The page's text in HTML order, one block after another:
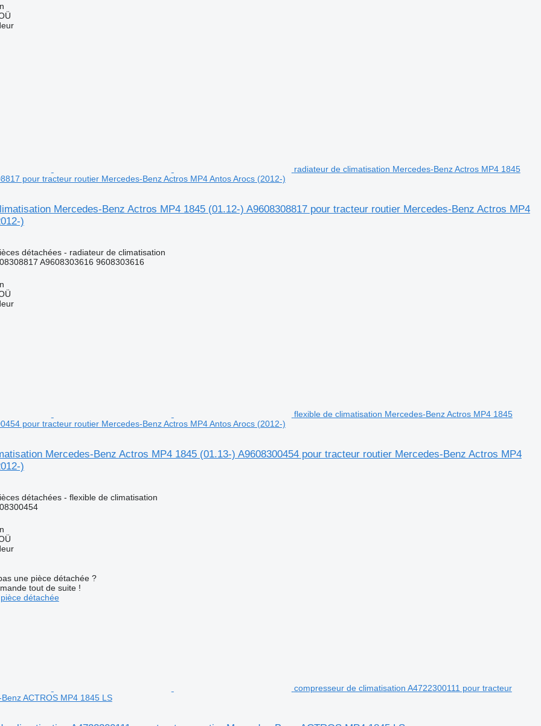
radiateur de climatisation Mercedes-Benz Actros MP4 1845
pour tracteur routier Mercedes-Benz Actros MP4 Antos Arocs (2012-)
Mercedes-Benz Actros MP4 1845 (01.12-) A9608308817 pour tracteur routier Mercedes-Benz Actros MP4
)
détachées - radiateur de climatisation
A9608303616 9608303616
flexible de climatisation Mercedes-Benz Actros MP4 1845
pour tracteur routier Mercedes-Benz Actros MP4 Antos Arocs (2012-)
Mercedes-Benz Actros MP4 1845 (01.13-) A9608300454 pour tracteur routier Mercedes-Benz Actros MP4
)
détachées - flexible de climatisation
une pièce détachée ?
tout de suite !
détachée
compresseur de climatisation A4722300111 pour tracteur
ACTROS MP4 1845 LS